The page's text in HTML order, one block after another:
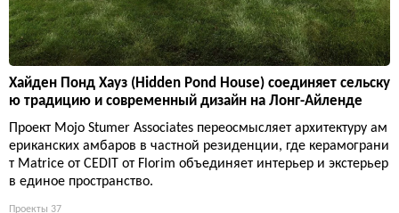
Хайден Понд Хауз (Hidden Pond House) соединяет сельску
ю традицию и современный дизайн на Лонг-Айленде
Проект Mojo Stumer Associates переосмысляет архитектуру ам
ериканских амбаров в частной резиденции, где керамограни
т Matrice от CEDIT от Florim объединяет интерьер и экстерьер
в единое пространство.
Проекты 37